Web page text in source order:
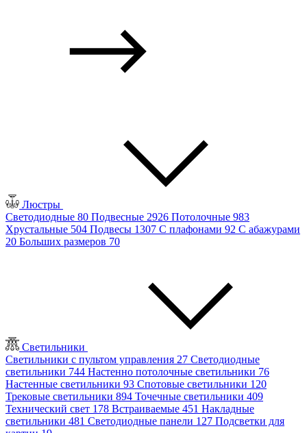
Люстры
Светодиодные 80 Подвесные 2926 Потолочные 983
Хрустальные 504 Подвесы 1307 С плафонами 92 С абажурами
20 Больших размеров 70
Светильники
Светильники с пультом управления 27 Светодиодные
светильники 744 Настенно потолочные светильники 76
Настенные светильники 93 Спотовые светильники 120
Трековые светильники 894 Точечные светильники 409
Технический свет 178 Встраиваемые 451 Накладные
светильники 481 Светодиодные панели 127 Подсветки для